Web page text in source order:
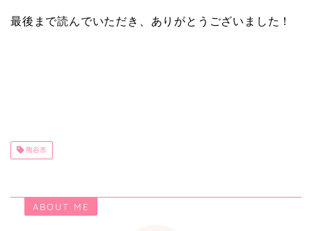
最後まで読んでいただき、ありがとうございました！
熊谷市
ABOUT ME